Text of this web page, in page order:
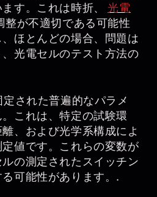
ます。これは時折、光電
整が不適切である可能性
ほとんどの場合、問題は
光電セルのテスト方法の
された普遍的なパラメ
これは、特定の試験環
、および光学系構成によ
値です。これらの変数が
の測定されたスイッチン
可能性があります。.